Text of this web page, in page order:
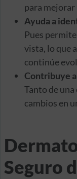
para
Ayuda a
Pues
vista, lo que
continúe
Contribuye
Tanto de
cambios en
Seguro